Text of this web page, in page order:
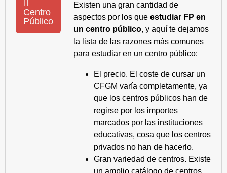
Centro
Público
Existen una gran cantidad de
aspectos por los que estudiar FP en
un centro público, y aquí te dejamos
la lista de las razones más comunes
para estudiar en un centro público:
El precio. El coste de cursar un
CFGM varía completamente, ya
que los centros públicos han de
regirse por los importes
marcados por las instituciones
educativas, cosa que los centros
privados no han de hacerlo.
Gran variedad de centros. Existe